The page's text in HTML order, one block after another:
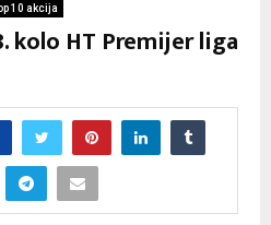
10 akcija
kolo HT Premijer liga